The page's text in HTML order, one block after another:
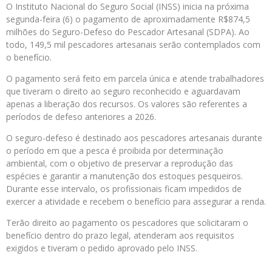
O Instituto Nacional do Seguro Social (INSS) inicia na próxima
segunda-feira (6) o pagamento de aproximadamente R$874,5
milhões do Seguro-Defeso do Pescador Artesanal (SDPA). Ao
todo, 149,5 mil pescadores artesanais serão contemplados com
o benefício.
O pagamento será feito em parcela única e atende trabalhadores
que tiveram o direito ao seguro reconhecido e aguardavam
apenas a liberação dos recursos. Os valores são referentes a
períodos de defeso anteriores a 2026.
O seguro-defeso é destinado aos pescadores artesanais durante
o período em que a pesca é proibida por determinação
ambiental, com o objetivo de preservar a reprodução das
espécies e garantir a manutenção dos estoques pesqueiros.
Durante esse intervalo, os profissionais ficam impedidos de
exercer a atividade e recebem o benefício para assegurar a renda.
Terão direito ao pagamento os pescadores que solicitaram o
benefício dentro do prazo legal, atenderam aos requisitos
exigidos e tiveram o pedido aprovado pelo INSS.